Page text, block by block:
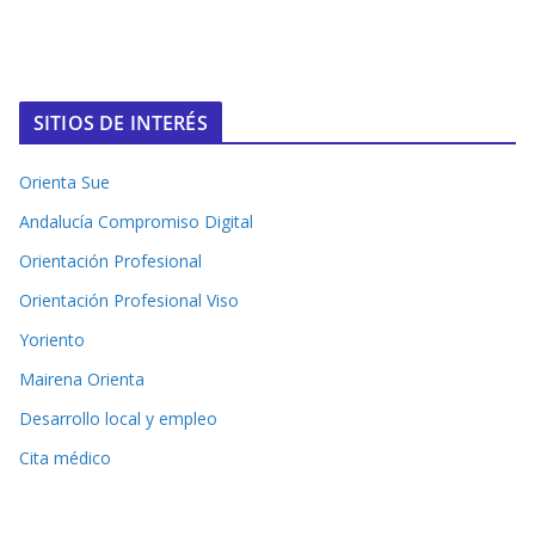
SITIOS DE INTERÉS
Orienta Sue
Andalucía Compromiso Digital
Orientación Profesional
Orientación Profesional Viso
Yoriento
Mairena Orienta
Desarrollo local y empleo
Cita médico